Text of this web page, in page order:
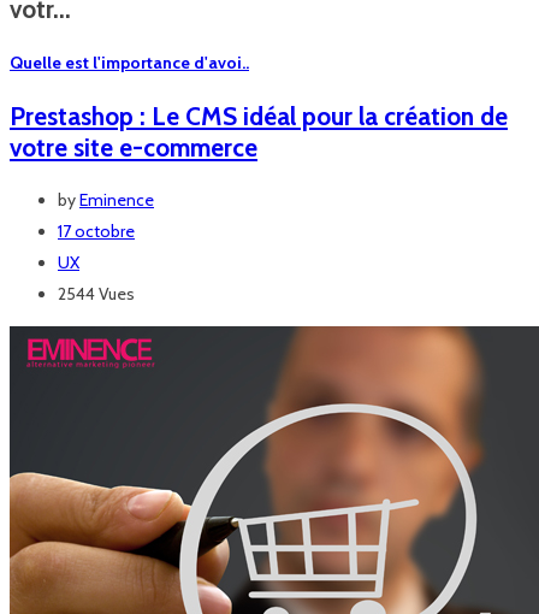
votr...
Quelle est l'importance d'avoi..
Prestashop : Le CMS idéal pour la création de
votre site e-commerce
byEminence
17 octobre
UX
2544 Vues